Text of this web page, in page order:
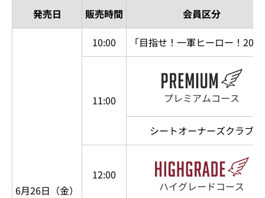
発売日 販売時間 会員区分
6月26日（金）
10:00 「目指せ！一軍ヒーロー！
11:00 プレミアムコース
シートオーナーズクラブ
12:00
ハイグレードコース